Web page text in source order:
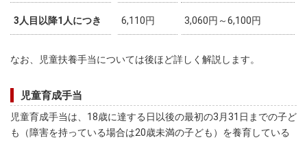
3人目以降1人につき 6,110円 3,060円～6,100円
なお、児童扶養手当については後ほど詳しく解説します。
児童育成手当
児童育成手当は、18歳に達する日以後の最初の3月31日までの子ど
も（障害を持っている場合は20歳未満の子ども）を養育している